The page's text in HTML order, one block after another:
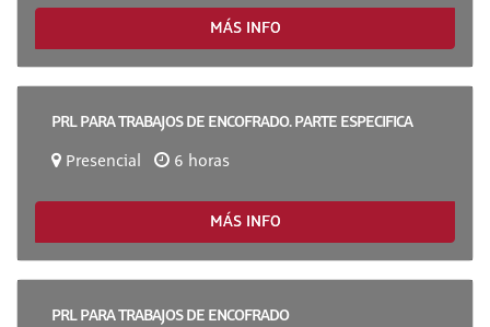
MÁS INFO
PRL PARA TRABAJOS DE ENCOFRADO. PARTE ESPECIFICA
Presencial 6 horas
MÁS INFO
PRL PARA TRABAJOS DE ENCOFRADO